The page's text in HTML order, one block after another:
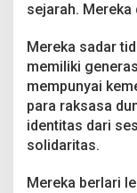
sejarah. Mereka
Mereka sadar
memiliki
mempunyai
para raksasa
identitas dari
solidaritas.
Mereka berlari